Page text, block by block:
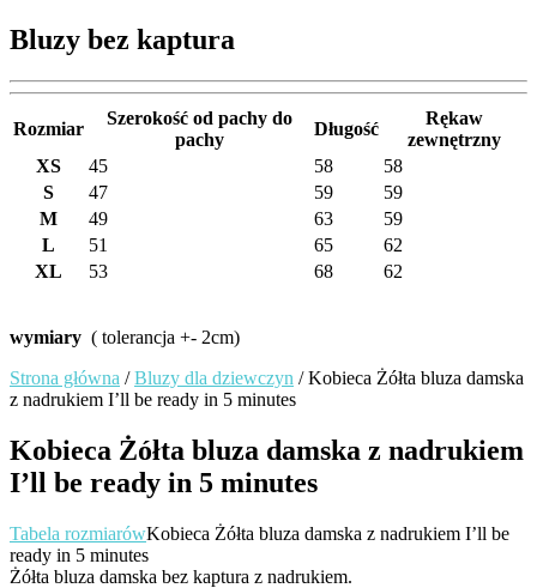
Bluzy bez kaptura
Rozmiar
Szerokość od pachy do
pachy
Długość
Rękaw
zewnętrzny
XS
45 58
58
S
47 59
59
M
49 63
59
L
51 65
62
XL
53 68 62
wymiary ( tolerancja +- 2cm)
Strona główna /Bluzy dla dziewczyn / Kobieca Żółta bluza damska
z nadrukiem I’ll be ready in 5 minutes
Kobieca Żółta bluza damska z nadrukiem
I’ll be ready in 5 minutes
Tabela rozmiarówKobieca Żółta bluza damska z nadrukiem I’ll be
ready in 5 minutes
Żółta bluza damska bez kaptura z nadrukiem.